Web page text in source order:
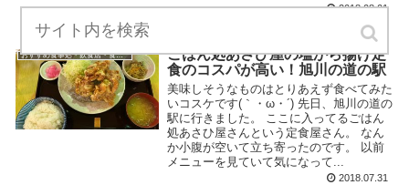
2018.08.01
おすすめ食事処・飲食店・食べ物
ごはん処あさひ屋の塩から揚げ定
食のコスパが高い！旭川の道の駅
美味しそうなものはとりあえず食べてみた
いコスケです(｀・ω・´) 先日、旭川の道の
駅に行きました。 ここに入ってるごはん
処あさひ屋さんという定食屋さん。 なん
か小腹が空いて立ち寄ったのです。 以前
メニューを見ていて気になって...
2018.07.31